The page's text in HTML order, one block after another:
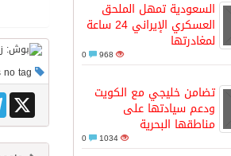
السعودية تمهل الملحق
العسكري الإيراني 24 ساعة
لمغادرتها
968
تضامن خليجي مع الكويت
ودعم سيادتها على
مناطقها البحرية
1034
X